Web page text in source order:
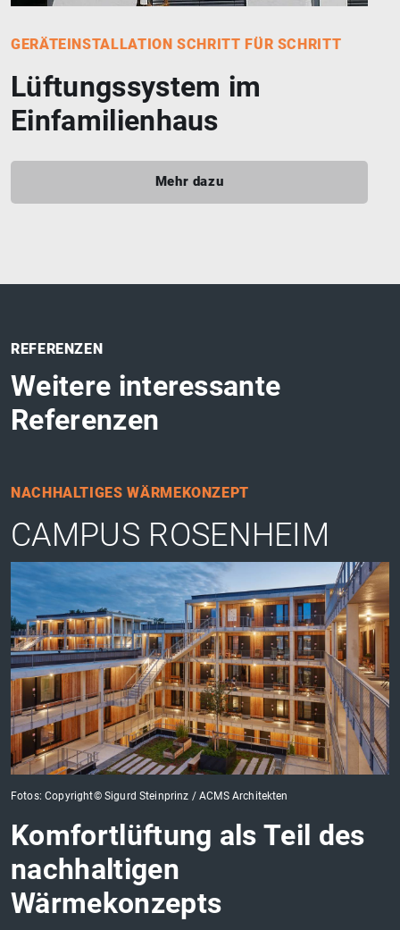
GERÄTEINSTALLATION SCHRITT FÜR SCHRITT
Lüftungssystem im
Einfamilienhaus
Mehr dazu
REFERENZEN
Weitere interessante
Referenzen
NACHHALTIGES WÄRMEKONZEPT
CAMPUS ROSENHEIM
Fotos: Copyright© Sigurd Steinprinz / ACMS Architekten
Komfortlüftung als Teil des
nachhaltigen
Wärmekonzepts